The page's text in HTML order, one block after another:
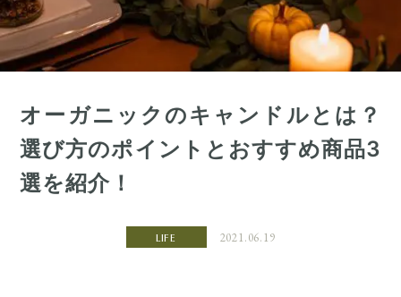
オーガニックのキャンドルとは？
選び方のポイントとおすすめ商品3
選を紹介！
LIFE 2021.06.19